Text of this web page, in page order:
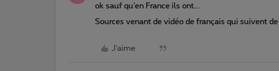
ok sauf qu’en France ils ont….
Sources venant de vidéo de français qui suivent
J'aime